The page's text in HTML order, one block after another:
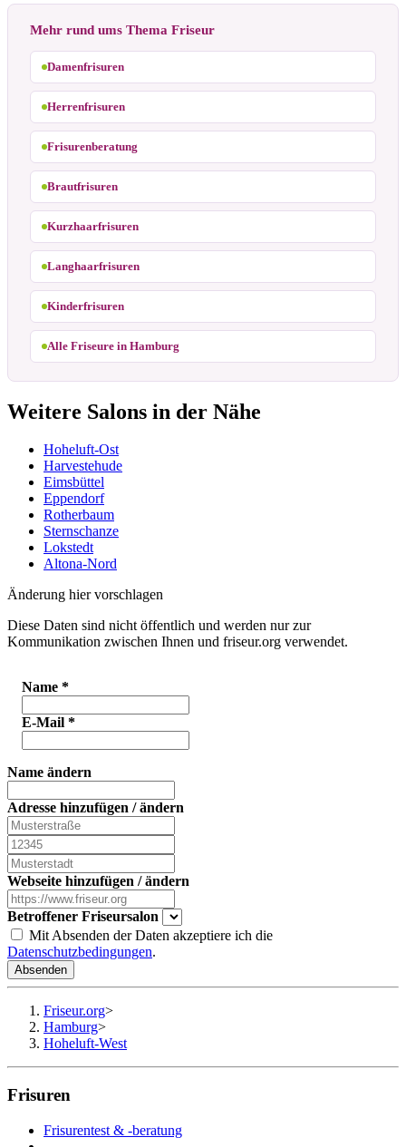
Mehr rund ums Thema Friseur
Damenfrisuren
Herrenfrisuren
Frisurenberatung
Brautfrisuren
Kurzhaarfrisuren
Langhaarfrisuren
Kinderfrisuren
Alle Friseure in Hamburg
Weitere Salons in der Nähe
Hoheluft-Ost
Harvestehude
Eimsbüttel
Eppendorf
Rotherbaum
Sternschanze
Lokstedt
Altona-Nord
Änderung hier vorschlagen
Diese Daten sind nicht öffentlich und werden nur zur
Kommunikation zwischen Ihnen und friseur.org verwendet.
Name *
E-Mail *
Name ändern
Adresse hinzufügen / ändern
Webseite hinzufügen / ändern
Betroffener Friseursalon
Mit Absenden der Daten akzeptiere ich die
Datenschutzbedingungen.
Absenden
Friseur.org>
Hamburg>
Hoheluft-West
Frisuren
Frisurentest & -beratung